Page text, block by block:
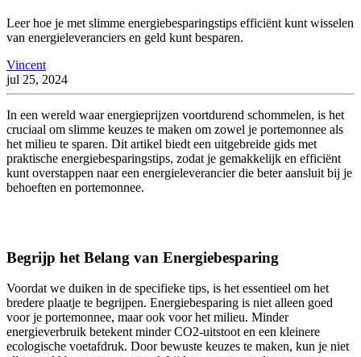
Leer hoe je met slimme energiebesparingstips efficiënt kunt wisselen
van energieleveranciers en geld kunt besparen.
Vincent
jul 25, 2024
In een wereld waar energieprijzen voortdurend schommelen, is het
cruciaal om slimme keuzes te maken om zowel je portemonnee als
het milieu te sparen. Dit artikel biedt een uitgebreide gids met
praktische energiebesparingstips, zodat je gemakkelijk en efficiënt
kunt overstappen naar een energieleverancier die beter aansluit bij je
behoeften en portemonnee.
Begrijp het Belang van Energiebesparing
Voordat we duiken in de specifieke tips, is het essentieel om het
bredere plaatje te begrijpen. Energiebesparing is niet alleen goed
voor je portemonnee, maar ook voor het milieu. Minder
energieverbruik betekent minder CO2-uitstoot en een kleinere
ecologische voetafdruk. Door bewuste keuzes te maken, kun je niet